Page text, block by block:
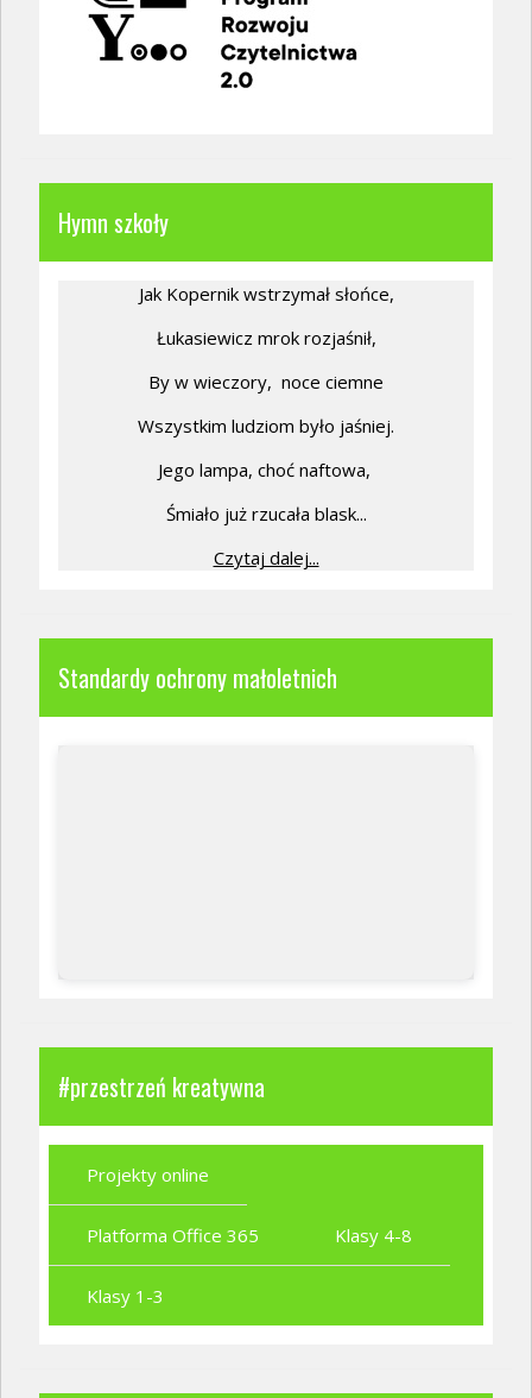
Hymn szkoły
Jak Kopernik wstrzymał słońce,
Łukasiewicz mrok rozjaśnił,
By w wieczory, noce ciemne
Wszystkim ludziom było jaśniej.
Jego lampa, choć naftowa,
Śmiało już rzucała blask...
Czytaj dalej...
Standardy ochrony małoletnich
#przestrzeń kreatywna
Projekty online
Platforma Office 365 Klasy 4-8
Klasy 1-3